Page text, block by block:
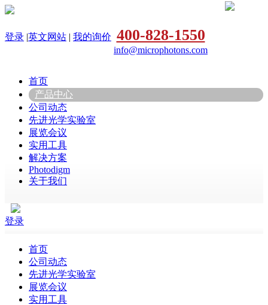
登录 |英文网站 | 我的询价 400-828-1550
info@microphotons.com
首页
产品中心
公司动态
先进光学实验室
展览会议
实用工具
解决方案
Photodigm
关于我们
登录
首页
公司动态
先进光学实验室
展览会议
实用工具